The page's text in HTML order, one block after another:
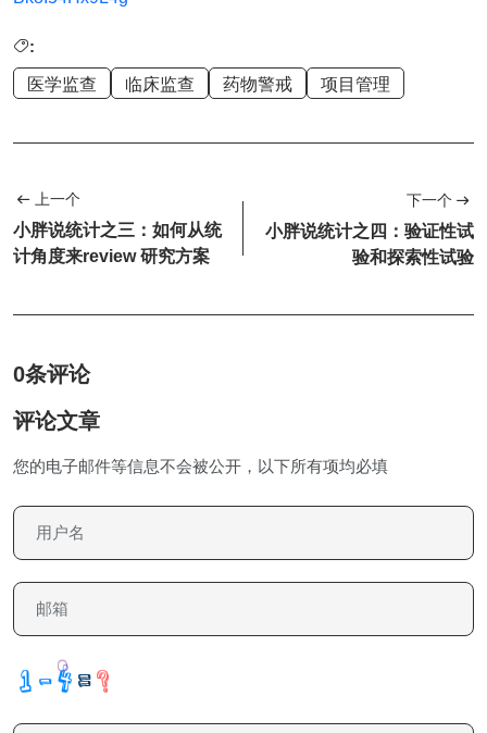
:
医学监查 临床监查 药物警戒 项目管理
上一个
小胖说统计之三：如何从统
计角度来review 研究方案
下一个
小胖说统计之四：验证性试
验和探索性试验
0条评论
评论文章
您的电子邮件等信息不会被公开，以下所有项均必填